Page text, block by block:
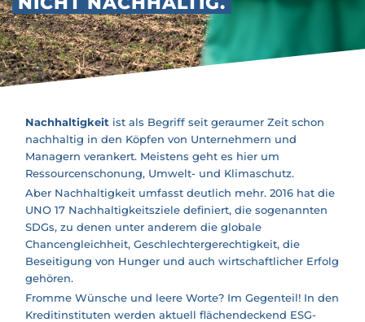
Nachhaltigkeit ist als Begriff seit geraumer Zeit schon
nachhaltig in den Köpfen von Unternehmern und
Managern verankert. Meistens geht es hier um
Ressourcenschonung, Umwelt- und Klimaschutz.
Aber Nachhaltigkeit umfasst deutlich mehr. 2016 hat die
UNO 17 Nachhaltigkeitsziele definiert, die sogenannten
SDGs, zu denen unter anderem die globale
Chancengleichheit, Geschlechtergerechtigkeit, die
Beseitigung von Hunger und auch wirtschaftlicher Erfolg
gehören.
Fromme Wünsche und leere Worte? Im Gegenteil! In den
Kreditinstituten werden aktuell flächendeckend ESG-